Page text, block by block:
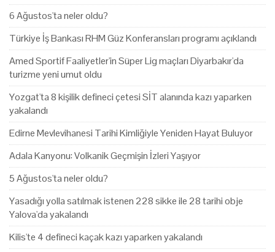
6 Ağustos'ta neler oldu?
Türkiye İş Bankası RHM Güz Konferansları programı açıklandı
Amed Sportif Faaliyetler'in Süper Lig maçları Diyarbakır'da
turizme yeni umut oldu
Yozgat'ta 8 kişilik defineci çetesi SİT alanında kazı yaparken
yakalandı
Edirne Mevlevihanesi Tarihi Kimliğiyle Yeniden Hayat Buluyor
Adala Kanyonu: Volkanik Geçmişin İzleri Yaşıyor
5 Ağustos'ta neler oldu?
Yasadığı yolla satılmak istenen 228 sikke ile 28 tarihi obje
Yalova'da yakalandı
Kilis'te 4 defineci kaçak kazı yaparken yakalandı